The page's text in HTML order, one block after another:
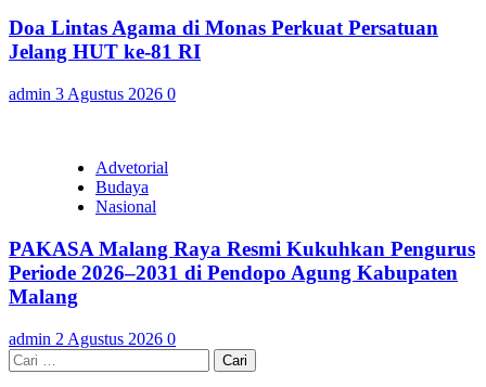
Doa Lintas Agama di Monas Perkuat Persatuan
Jelang HUT ke-81 RI
admin 3 Agustus 2026 0
Advetorial
Budaya
Nasional
PAKASA Malang Raya Resmi Kukuhkan Pengurus
Periode 2026–2031 di Pendopo Agung Kabupaten
Malang
admin 2 Agustus 2026 0
Cari
untuk: